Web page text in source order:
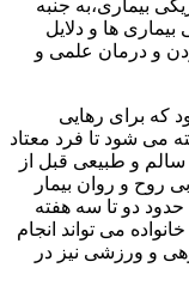
بیماری،به جنبه
ها و دلایل
و درمان علمی و
که برای رهایی
می شود تا فرد معتاد
و طبیعی قبل از
روح و روان بیمار
دو تا سه هفته
می تواند انجام
و ورزشی نیز در